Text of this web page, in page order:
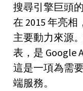
搜尋引擎巨頭
在 2015 年亮
主要動力來源
表，是 Google
這是一項為需
端服務。